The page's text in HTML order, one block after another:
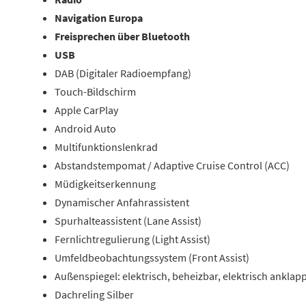
Navigation Europa
Freisprechen über Bluetooth
USB
DAB (Digitaler Radioempfang)
Touch-Bildschirm
Apple CarPlay
Android Auto
Multifunktionslenkrad
Abstandstempomat / Adaptive Cruise Control (ACC)
Müdigkeitserkennung
Dynamischer Anfahrassistent
Spurhalteassistent (Lane Assist)
Fernlichtregulierung (Light Assist)
Umfeldbeobachtungssystem (Front Assist)
Außenspiegel: elektrisch, beheizbar, elektrisch
Dachreling Silber